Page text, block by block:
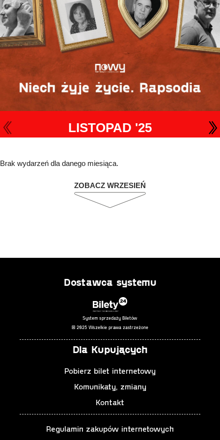
LISTOPAD '25
Brak wydarzeń dla danego miesiąca.
ZOBACZ WRZESIEŃ
Dostawca systemu
System sprzedaży Biletów
© 2025 Wszelkie prawa zastrzeżone
Dla Kupujących
Pobierz bilet internetowy
Komunikaty, zmiany
Kontakt
Regulamin zakupów internetowych